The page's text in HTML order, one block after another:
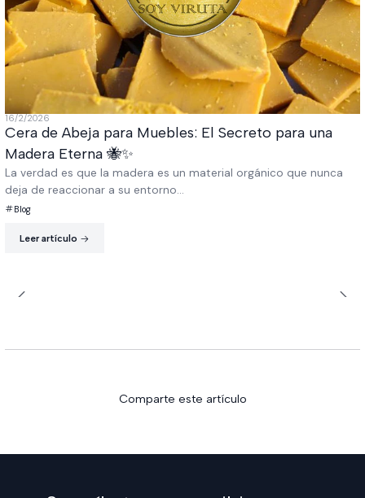
16/2/2026
Cera de Abeja para Muebles: El Secreto para una
Madera Eterna 🐝✨
La verdad es que la madera es un material orgánico que nunca
deja de reaccionar a su entorno...
Blog
Leer artículo
Comparte este artículo